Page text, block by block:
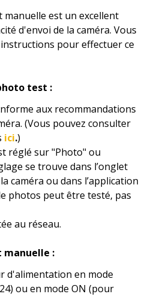
est un excellent
d'envoi de la caméra. Vous
pour effectuer ce
test :
aux recommandations
(Vous pouvez consulter
ici.)
réglé sur "Photo" ou
se trouve dans l’onglet
caméra ou dans l’application
photos peut être testé, pas
au réseau.
manuelle :
d'alimentation en mode
ou en mode ON (pour